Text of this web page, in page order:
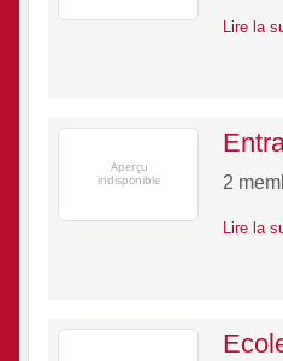
Lire la
2
Lire la